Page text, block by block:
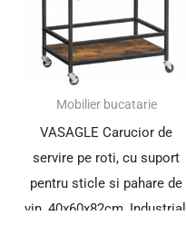
Mobilier bucatarie
VASAGLE Carucior de
servire pe roti, cu suport
pentru sticle si pahare de
vin, 40x60x82cm, Industrial,